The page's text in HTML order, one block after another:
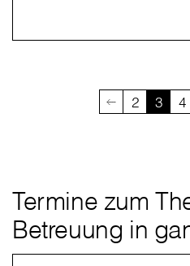
2 3 4
Termine zum
Betreuung in